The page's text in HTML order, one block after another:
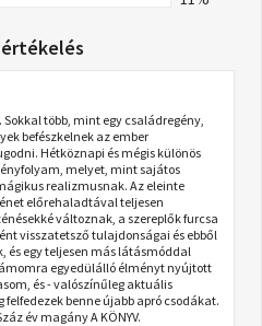
több, mint egy családregény,
befészkelnek az ember
Hétköznapi és mégis különös
melyet, mint sajátos
realizmusnak. Az eleinte
előrehaladtával teljesen
változnak, a szereplők furcsa
visszatetsző tulajdonságai és ebből
egy teljesen más látásmóddal
egyedülálló élményt nyújtott
és - valószínűleg aktuális
benne újabb apró csodákat.
év magány A KÖNYV.